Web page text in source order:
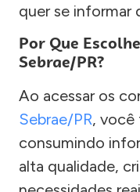
quer se informar
Por Que
Sebrae/PR?
Ao acessar os
Sebrae/PR, você
consumindo
alta qualidade,